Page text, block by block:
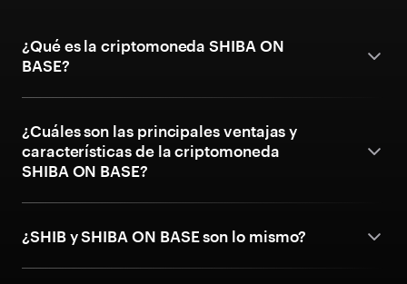
¿Qué es la criptomoneda SHIBA ON
BASE?
¿Cuáles son las principales ventajas y
características de la criptomoneda
SHIBA ON BASE?
¿SHIB y SHIBA ON BASE son lo mismo?